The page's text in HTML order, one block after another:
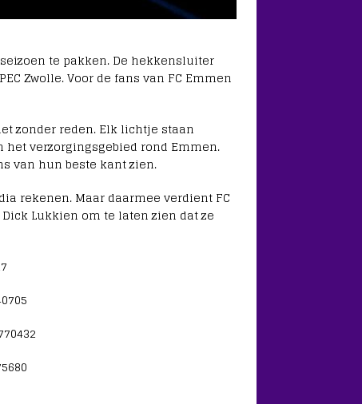
te pakken. De hekkensluiter
Zwolle. Voor de fans van FC Emmen
zonder reden. Elk lichtje staan
verzorgingsgebied rond Emmen.
van hun beste kant zien.
rekenen. Maar daarmee verdient FC
Lukkien om te laten zien dat ze